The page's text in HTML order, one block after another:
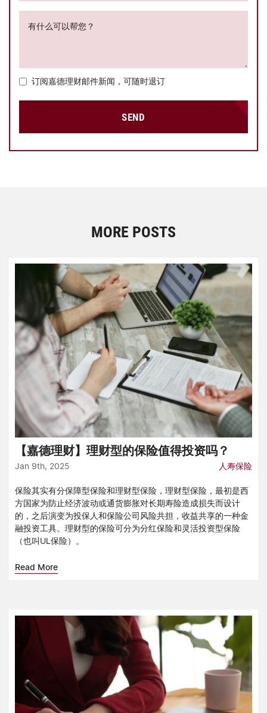
有什么可以帮您？
订阅嘉德理财邮件新闻，可随时退订
SEND
MORE POSTS
【嘉德理财】理财型的保险值得投资吗？
Jan 9th, 2025 人寿保险
保险其实有分保障型保险和理财型保险，理财型保险，最初是西
方国家为防止经济波动或通货膨胀对长期寿险造成损失而设计
的，之后演变为投保人和保险公司风险共担，收益共享的一种金
融投资工具。理财型的保险可分为分红保险和灵活投资型保险
（也叫UL保险）。
Read More